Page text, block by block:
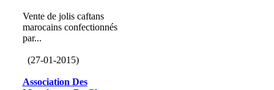
Vente de jolis caftans
marocains confectionnés
par...
(27-01-2015)
Association Des